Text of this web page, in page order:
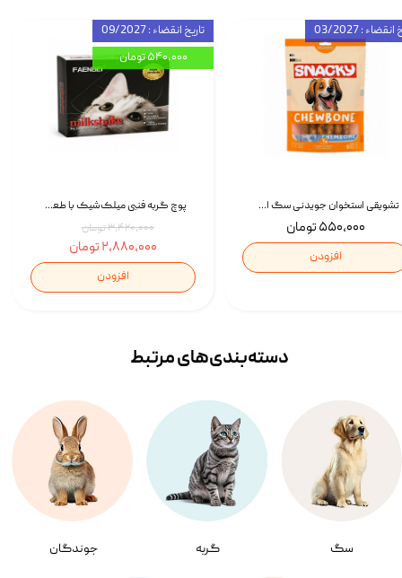
پوچ گربه فنبی میلک‌شیک با طعم مرغ Faenbei Cat Milk Shake Pouch بسته 12 عددی
۳,۴۲۰,۰۰۰ تومان
۲,۸۸۰,۰۰۰ تومان
افزودن
تاریخ انقضاء : 09/2027
۵۴۰,۰۰۰ تومان
تشویقی استخوان جویدنی سگ اسنکی کرانچی با طعم مرغ Snacky Crunchy Munchy وزن 100 گرم
۵۵۰,۰۰۰ تومان
افزودن
: 03/2027
سگ گربه جوندگان
دسته‌بندی‌‌های مرتبط